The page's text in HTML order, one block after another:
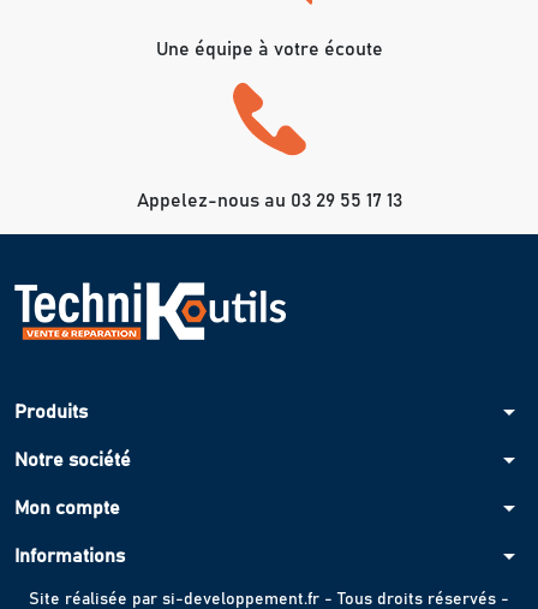
Une équipe à votre écoute
Appelez-nous au 03 29 55 17 13
Produits arrow_drop_down
Notre société arrow_drop_down
Mon compte arrow_drop_down
Informations arrow_drop_down
Site réalisée par si-developpement.fr - Tous droits réservés -